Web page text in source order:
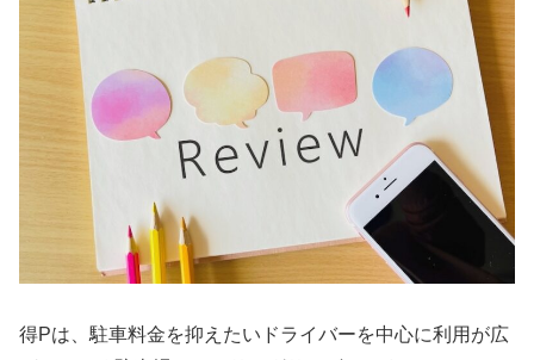
得Pは、駐車料金を抑えたいドライバーを中心に利用が広